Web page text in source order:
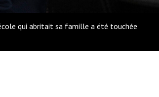
qui abritait sa famille a été touchée